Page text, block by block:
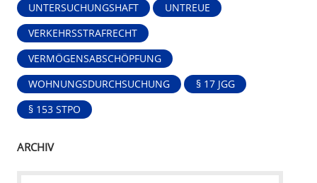
UNTERSUCHUNGSHAFT UNTREUE
VERKEHRSSTRAFRECHT
VERMÖGENSABSCHÖPFUNG
WOHNUNGSDURCHSUCHUNG § 17 JGG
§ 153 STPO
ARCHIV